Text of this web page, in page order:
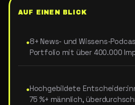
AUF EINEN BLICK
•8+ News- und Wissens-
Portfolio mit über 400.000
•Hochgebildete
75 %+ männlich,